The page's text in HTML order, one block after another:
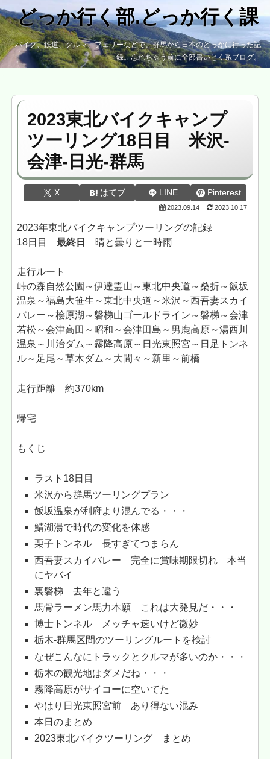
どっか行く部.どっか行く課
バイク、鉄道、クルマ、フェリーなどで、群馬から日本のどっかに行った記
録。忘れちゃう前に全部書いとく系ブログ。
2023東北バイクキャンプ
ツーリング18日目 米沢-
会津-日光-群馬
X はてブ LINE Pinterest
2023.09.14 2023.10.17
2023年東北バイクキャンプツーリングの記録
18日目最終日 晴と曇りと一時雨
走行ルート
峠の森自然公園～伊達霊山～東北中央道～桑折～飯坂
温泉～福島大笹生～東北中央道～米沢～西吾妻スカイ
バレー～桧原湖～磐梯山ゴールドライン～磐梯～会津
若松～会津高田～昭和～会津田島～男鹿高原～湯西川
温泉～川治ダム～霧降高原～日光東照宮～日足トンネ
ル～足尾～草木ダム～大間々～新里～前橋
走行距離 約370km
帰宅
もくじ
ラスト18日目
米沢から群馬ツーリングプラン
飯坂温泉が利府より混んでる・・・
鯖湖湯で時代の変化を体感
栗子トンネル 長すぎてつまらん
西吾妻スカイバレー 完全に賞味期限切れ 本当
にヤバイ
裏磐梯 去年と違う
馬骨ラーメン馬力本願 これは大発見だ・・・
博士トンネル メッチャ速いけど微妙
栃木-群馬区間のツーリングルートを検討
なぜこんなにトラックとクルマが多いのか・・・
栃木の観光地はダメだね・・・
霧降高原がサイコーに空いてた
やはり日光東照宮前 あり得ない混み
本日のまとめ
2023東北バイクツーリング まとめ